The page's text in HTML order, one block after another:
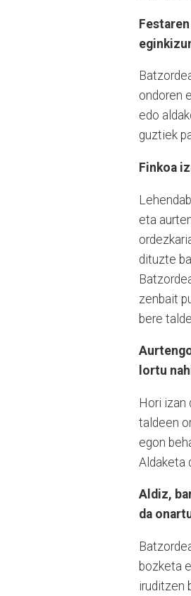
ondoren
edo
guztiek
Finkoa
eta
dituzte
zenbait
bere
lortu
Hori izan
taldeen
egon
Aldaketa
Aldiz,
da
bozketa
iruditzen